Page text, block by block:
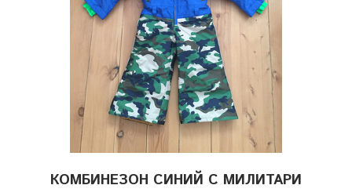
КОМБИНЕЗОН СИНИЙ С МИЛИТАРИ